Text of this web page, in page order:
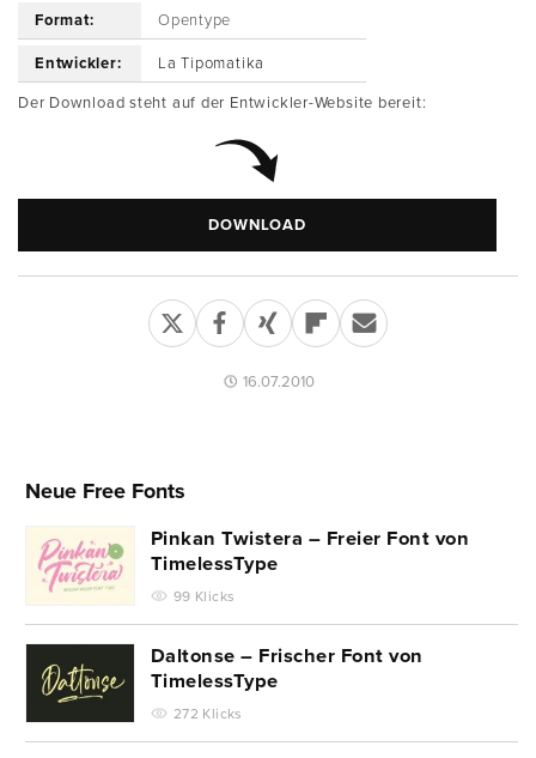
Format: Opentype
Entwickler: La Tipomatika
Der Download steht auf der Entwickler-Website bereit:
DOWNLOAD
16.07.2010
Neue Free Fonts
Pinkan Twistera – Freier Font von
TimelessType
99 Klicks
Daltonse – Frischer Font von
TimelessType
272 Klicks